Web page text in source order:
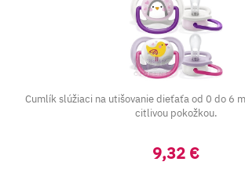
Cumlík slúžiaci na utišovanie dieťaťa od 0 do 6
citlivou pokožkou.
9,32 €